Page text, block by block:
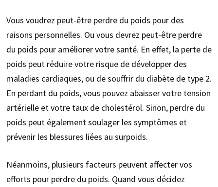
Vous voudrez peut-être perdre du poids pour des
raisons personnelles. Ou vous devrez peut-être perdre
du poids pour améliorer votre santé. En effet, la perte de
poids peut réduire votre risque de développer des
maladies cardiaques, ou de souffrir du diabète de type 2.
En perdant du poids, vous pouvez abaisser votre tension
artérielle et votre taux de cholestérol. Sinon, perdre du
poids peut également soulager les symptômes et
prévenir les blessures liées au surpoids.
Néanmoins, plusieurs facteurs peuvent affecter vos
efforts pour perdre du poids. Quand vous décidez